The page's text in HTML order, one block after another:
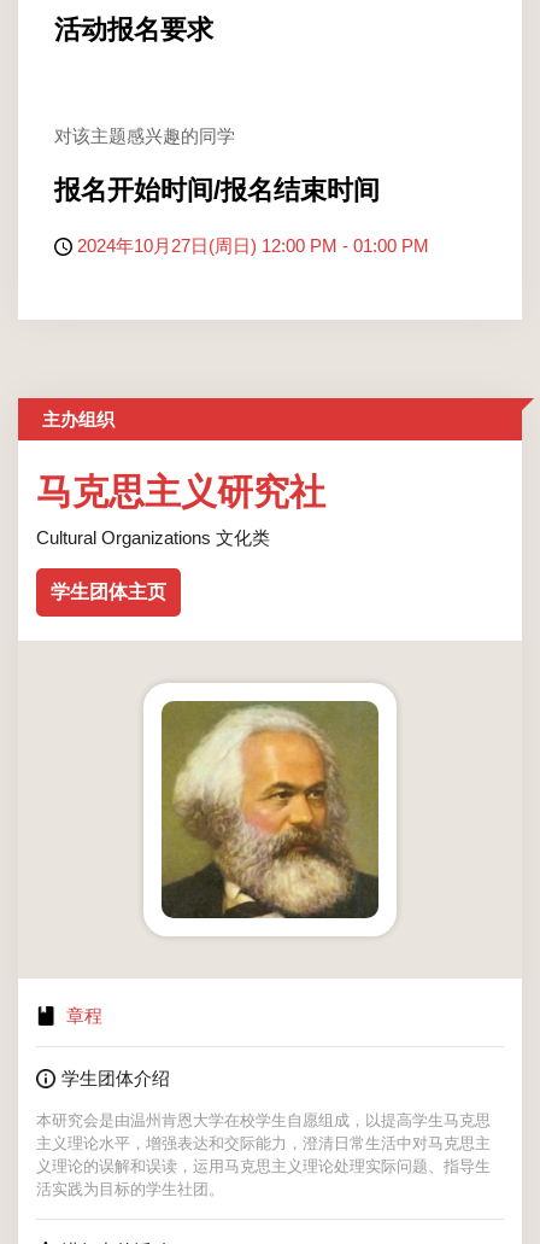
活动报名要求
对该主题感兴趣的同学
报名开始时间/报名结束时间
2024年10月27日(周日) 12:00 PM - 01:00 PM
主办组织
马克思主义研究社
Cultural Organizations 文化类
学生团体主页
章程
学生团体介绍
本研究会是由温州肯恩大学在校学生自愿组成，以提高学生马克思
主义理论水平，增强表达和交际能力，澄清日常生活中对马克思主
义理论的误解和误读，运用马克思主义理论处理实际问题、指导生
活实践为目标的学生社团。